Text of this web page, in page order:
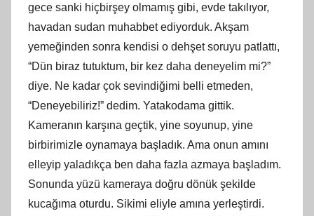
gece sanki hiçbirşey olmamış gibi, evde takılıyor,
havadan sudan muhabbet ediyorduk. Akşam
yemeğinden sonra kendisi o dehşet soruyu patlattı,
“Dün biraz tutuktum, bir kez daha deneyelim mi?”
diye. Ne kadar çok sevindiğimi belli etmeden,
“Deneyebiliriz!” dedim. Yatakodama gittik.
Kameranın karşına geçtik, yine soyunup, yine
birbirimizle oynamaya başladık. Ama onun amını
elleyip yaladıkça ben daha fazla azmaya başladım.
Sonunda yüzü kameraya doğru dönük şekilde
kucağıma oturdu. Sikimi eliyle amına yerleştirdi.